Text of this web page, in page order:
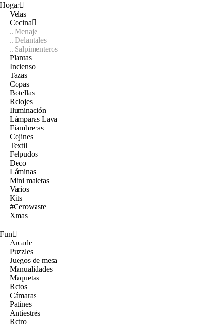
Hogar
Velas
Cocina
Menaje
Delantales
Salpimenteros
Plantas
Incienso
Tazas
Copas
Botellas
Relojes
Iluminación
Lámparas Lava
Fiambreras
Cojines
Textil
Felpudos
Deco
Láminas
Mini maletas
Varios
Kits
#Cerowaste
Xmas
Fun
Arcade
Puzzles
Juegos de mesa
Manualidades
Maquetas
Retos
Cámaras
Patines
Antiestrés
Retro